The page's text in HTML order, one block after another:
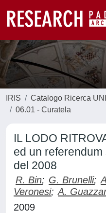
IRIS Catalogo Ricerca
06.01 - Curatela
IL LODO
ed un
del 2008
R. Bin; G. Brunelli;
Veronesi; A.
2009